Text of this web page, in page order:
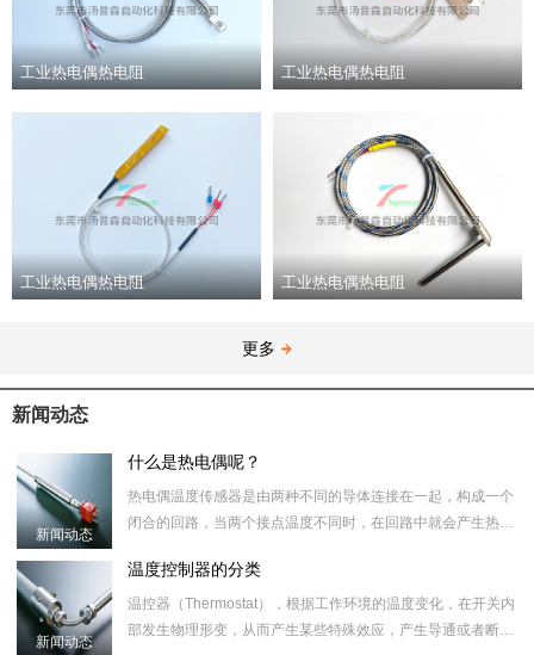
工业热电偶热电阻 工业热电偶热电阻
工业热电偶热电阻 工业热电偶热电阻
更多
新闻动态
新闻动态
什么是热电偶呢？
热电偶温度传感器是由两种不同的导体连接在一起，构成一个
闭合的回路，当两个接点温度不同时，在回路中就会产生热电
新闻动态
温度控制器的分类
温控器（Thermostat），根据工作环境的温度变化，在开关内
部发生物理形变，从而产生某些特殊效应，产生导通或者断开